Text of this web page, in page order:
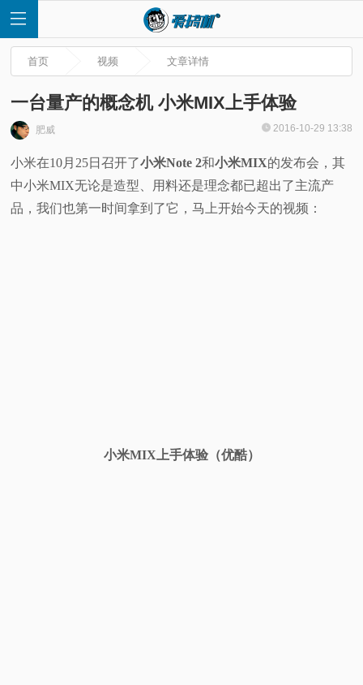
页
首页 视频 文章详情
一台量产的概念机 小米MIX上手体验
肥威 2016-10-29 13:38
小米在10月25日召开了小米Note 2和小米MIX的发布会，其
中小米MIX无论是造型、用料还是理念都已超出了主流产
品，我们也第一时间拿到了它，马上开始今天的视频：
小米MIX上手体验（优酷）